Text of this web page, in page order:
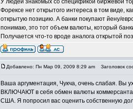
У людей знакомых со спецификой биржевой
Форексе нет открытого интереса в том виде,
открытую позицию. А банки покупают йену/
понимаю, это тот объем валюты, который
Получается что-то вроде аналога открытой
Добавлено: Пн Мар 09, 2009 8:29 am Заголовок
Ваша аргументация, Чукча, очень слабая. Вы
ВКЛЮЧАЮТ в себя обмен валюты
США. Я попросил вас оценить собственную